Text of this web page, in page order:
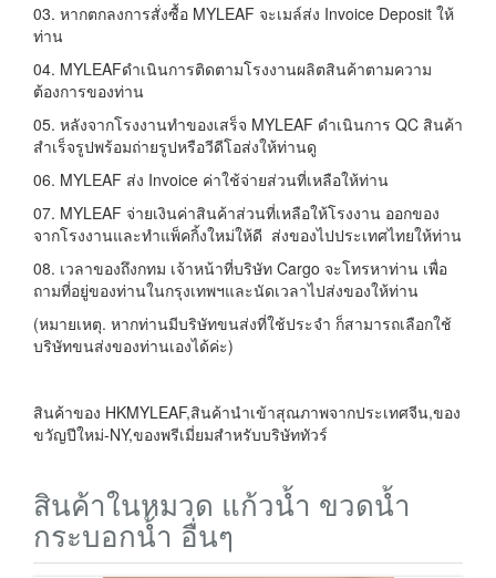
03. หากตกลงการสั่งซื้อ MYLEAF จะเมล์ส่ง Invoice Deposit ให้
ท่าน
04. MYLEAFดำเนินการติดตามโรงงานผลิตสินค้าตามความ
ต้องการของท่าน
05. หลังจากโรงงานทำของเสร็จ MYLEAF ดำเนินการ QC สินค้า
สำเร็จรูปพร้อมถ่ายรูปหรือวีดีโอส่งให้ท่านดู
06. MYLEAF ส่ง Invoice ค่าใช้จ่ายส่วนที่เหลือให้ท่าน
07. MYLEAF จ่ายเงินค่าสินค้าส่วนที่เหลือให้โรงงาน ออกของ
จากโรงงานและทำแพ็คกิ้งใหม่ให้ดี ส่งของไปประเทศไทยให้ท่าน
08. เวลาของถึงกทม เจ้าหน้าที่บริษัท Cargo จะโทรหาท่าน เพื่อ
ถามที่อยู่ของท่านในกรุงเทพฯและนัดเวลาไปส่งของให้ท่าน
(หมายเหตุ. หากท่านมีบริษัทขนส่งที่ใช้ประจำ ก็สามารถเลือกใช้
บริษัทขนส่งของท่านเองได้ค่ะ)
สินค้าของ HKMYLEAF,สินค้านำเข้าสุณภาพจากประเทศจีน,ของ
ขวัญปีใหม่-NY,ของพรีเมี่ยมสำหรับบริษัททัวร์
สินค้าในหมวด แก้วน้ำ ขวดน้ำ
กระบอกน้ำ อื่นๆ